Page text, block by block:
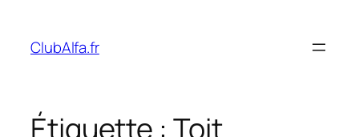
contenu
ClubAlfa.fr
Étiquette : Toit